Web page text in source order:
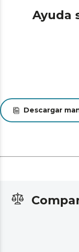
Ayuda
Descargar